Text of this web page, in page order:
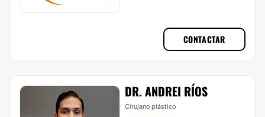
CONTACTAR
DR. ANDREI RÍOS
Cirujano plástico